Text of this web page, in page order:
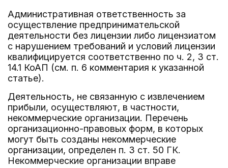
Административная ответственность за
осуществление предпринимательской
деятельности без лицензии либо лицензиатом
с нарушением требований и условий лицензии
квалифицируется соответственно по ч. 2, 3 ст.
14.1 КоАП (см. п. 6 комментария к указанной
статье).
Деятельность, не связанную с извлечением
прибыли, осуществляют, в частности,
некоммерческие организации. Перечень
организационно-правовых форм, в которых
могут быть созданы некоммерческие
организации, определен п. 3 ст. 50 ГК.
Некоммерческие организации вправе